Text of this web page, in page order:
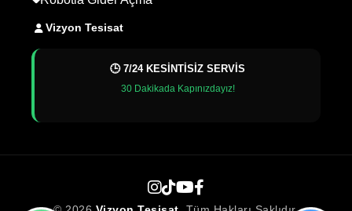
Vizyon Tesisat
🕒 7/24 KESİNTİSİZ SERVİS
30 Dakikada Kapınızdayız!